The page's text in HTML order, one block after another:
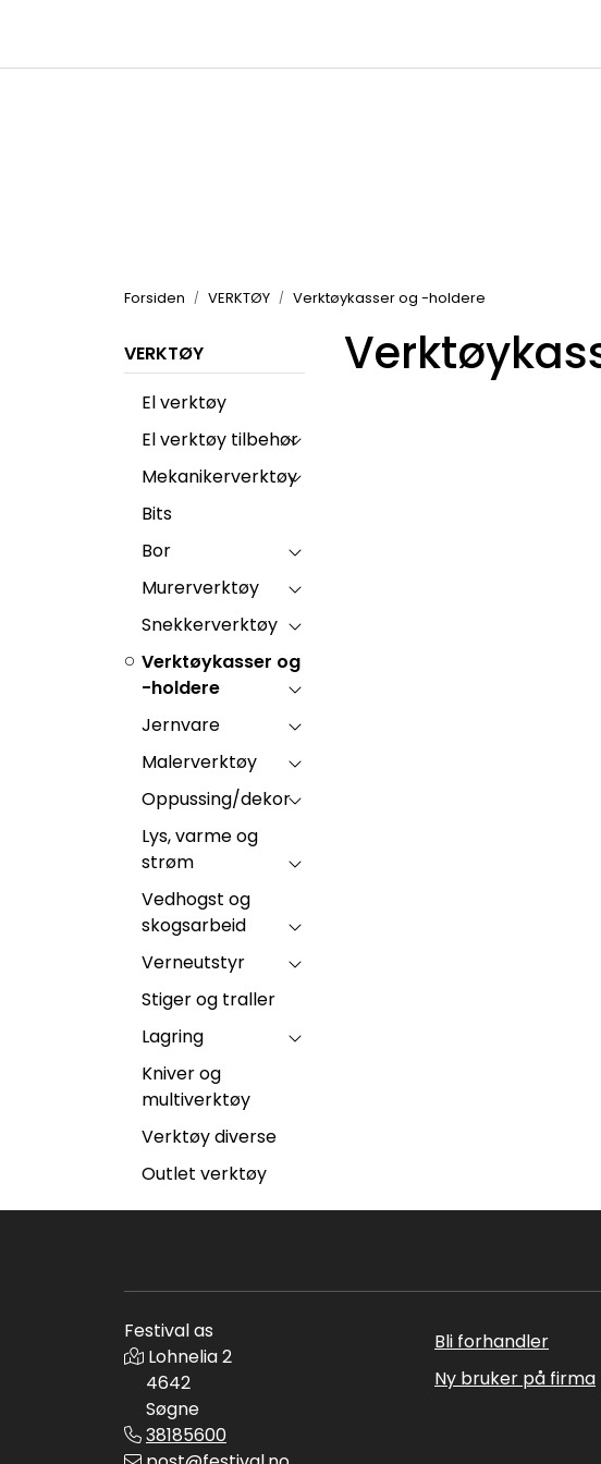
Forsiden VERKTØY Verktøykasser og -holdere
VERKTØY
El verktøy
El verktøy tilbehør
Mekanikerverktøy
Bits
Bor
Murerverktøy
Snekkerverktøy
Verktøykasser og
-holdere
Jernvare
Malerverktøy
Oppussing/dekor
Lys, varme og
strøm
Vedhogst og
skogsarbeid
Verneutstyr
Stiger og traller
Lagring
Kniver og
multiverktøy
Verktøy diverse
Outlet verktøy
Festival as
Lohnelia 2
4642
Søgne
38185600
Bli forhandler
Ny bruker på firma